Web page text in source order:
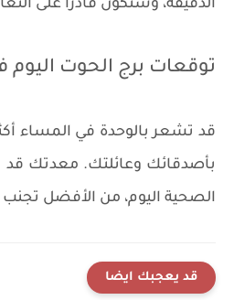
الدقيقة، وستكون قادرًا على
توقعات برج الحوت
​​قد تشعر بالوحدة في المساء
بأصدقائك وعائلتك. معدتك
الصحية اليوم، من الأفضل تجنب
قد يعجبك ايضا